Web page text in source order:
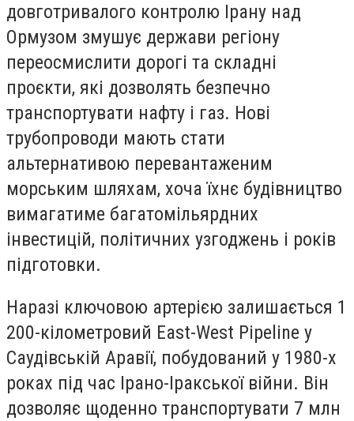
довготривалого контролю Ірану над
Ормузом змушує держави регіону
переосмислити дорогі та складні
проєкти, які дозволять безпечно
транспортувати нафту і газ. Нові
трубопроводи мають стати
альтернативою перевантаженим
морським шляхам, хоча їхнє будівництво
вимагатиме багатомільярдних
інвестицій, політичних узгоджень і років
підготовки.
Наразі ключовою артерією залишається 1
200-кілометровий East-West Pipeline у
Саудівській Аравії, побудований у 1980-х
роках під час Ірано-Іракської війни. Він
дозволяє щоденно транспортувати 7 млн